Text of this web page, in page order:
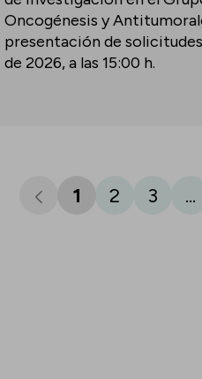
Oncogénesis y
presentación de
de 2026, a las 15:00 h.
1 2 3 ...